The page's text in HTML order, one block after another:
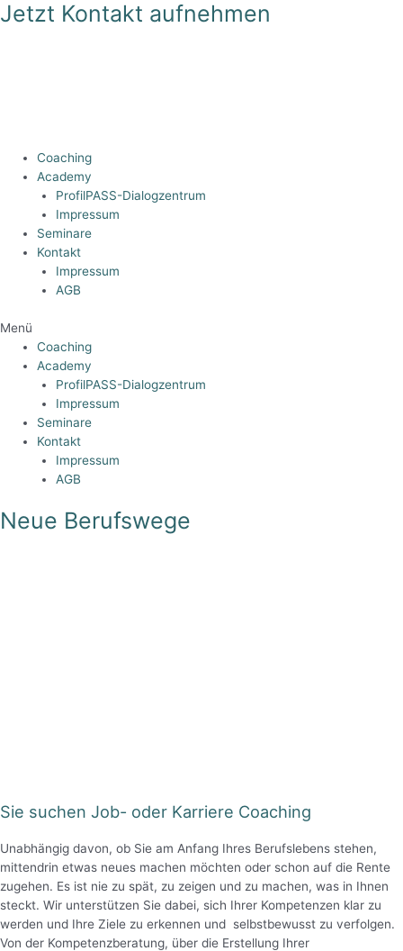
Zum
Inhalt
Jetzt Kontakt aufnehmen
Coaching
Academy
ProfilPASS-Dialogzentrum
Impressum
Seminare
Kontakt
Impressum
AGB
Menü
Coaching
Academy
ProfilPASS-Dialogzentrum
Impressum
Seminare
Kontakt
Impressum
AGB
Neue Berufswege
Sie suchen Job- oder Karriere Coaching
Unabhängig davon, ob Sie am Anfang Ihres Berufslebens stehen,
mittendrin etwas neues machen möchten oder schon auf die Rente
zugehen. Es ist nie zu spät, zu zeigen und zu machen, was in Ihnen
steckt. Wir unterstützen Sie dabei, sich Ihrer Kompetenzen klar zu
werden und Ihre Ziele zu erkennen und selbstbewusst zu verfolgen.
Von der Kompetenzberatung, über die Erstellung Ihrer